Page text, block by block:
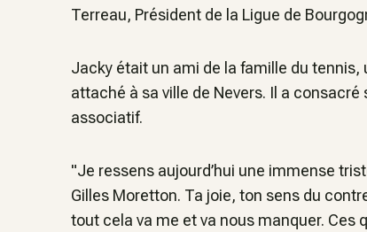
Terreau, Président de la Ligue de
Jacky était un ami de la famille du
attaché à sa ville de Nevers. Il a
associatif.
"Je ressens aujourd’hui une immense
Gilles Moretton. Ta joie, ton sens du
tout cela va me et va nous manquer. Ces